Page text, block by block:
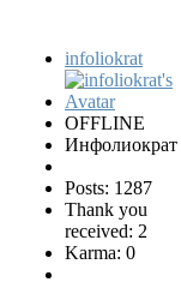
infoliokrat
OFFLINE
Инфолиократ
Posts: 1287
Thank you
received: 2
Karma: 0